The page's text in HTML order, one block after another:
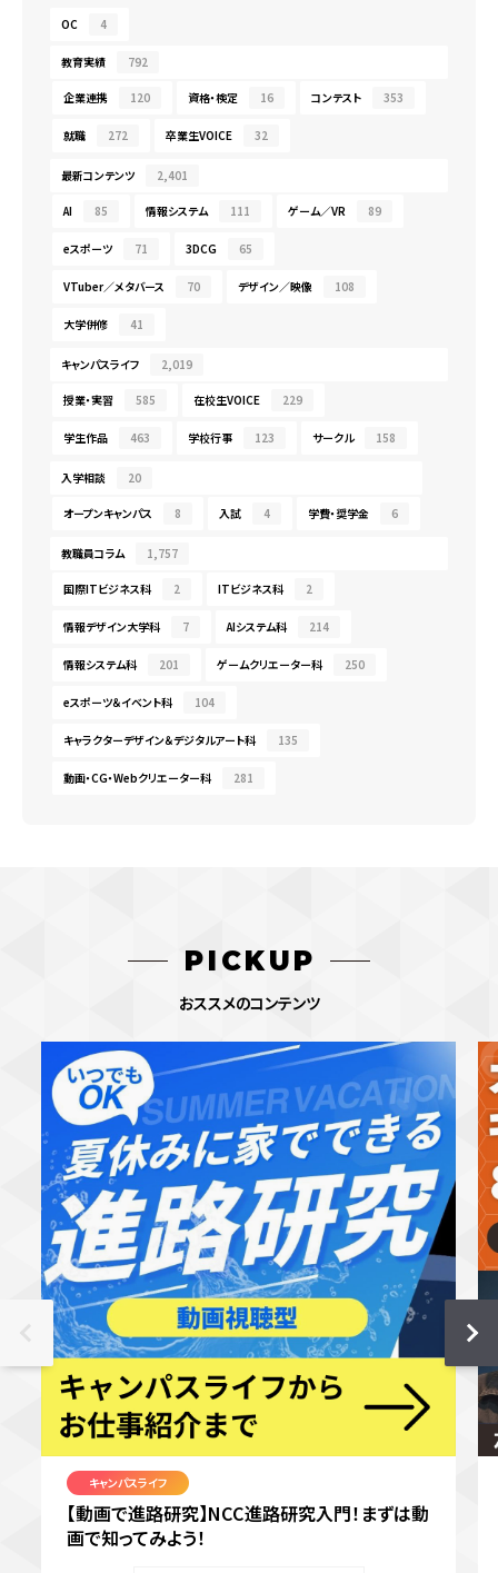
OC 4
教育実績 792
企業連携 120 資格・検定 16 コンテスト 353
就職 272 卒業生VOICE 32
最新コンテンツ 2,401
AI 85 情報システム 111 ゲーム／VR 89
eスポーツ 71 3DCG 65
VTuber／メタバース 70 デザイン／映像 108
大学併修 41
キャンパスライフ 2,019
授業・実習 585 在校生VOICE 229
学生作品 463 学校行事 123 サークル 158
入学相談 20
オープンキャンパス 8 入試 4 学費・奨学金 6
教職員コラム 1,757
国際ITビジネス科 2 ITビジネス科 2
情報デザイン大学科 7 AIシステム科 214
情報システム科 201 ゲームクリエーター科 250
eスポーツ＆イベント科 104
キャラクターデザイン＆デジタルアート科 135
動画・CG・Webクリエーター科 281
PICKUP
おススメのコンテンツ
キャンパスライフ
【動画で進路研究】NCC進路研究入門！まずは動
画で知ってみよう！